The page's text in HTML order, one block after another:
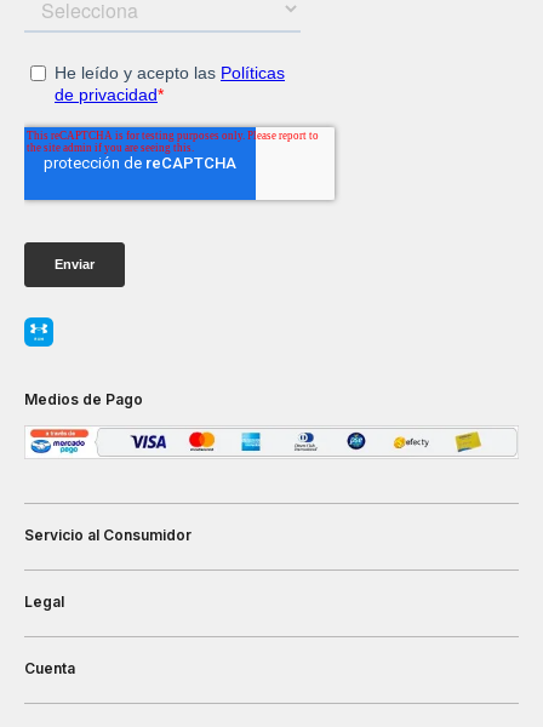
Medios de Pago
Servicio al Consumidor
Legal
Cuenta